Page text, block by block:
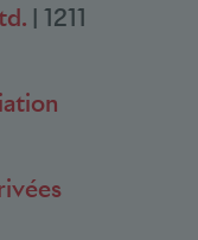
| 1211